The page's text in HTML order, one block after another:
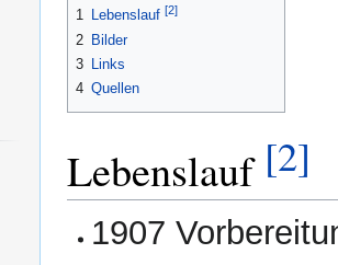
1 Lebenslauf [2]
2 Bilder
3 Links
4 Quellen
Lebenslauf [2]
1907